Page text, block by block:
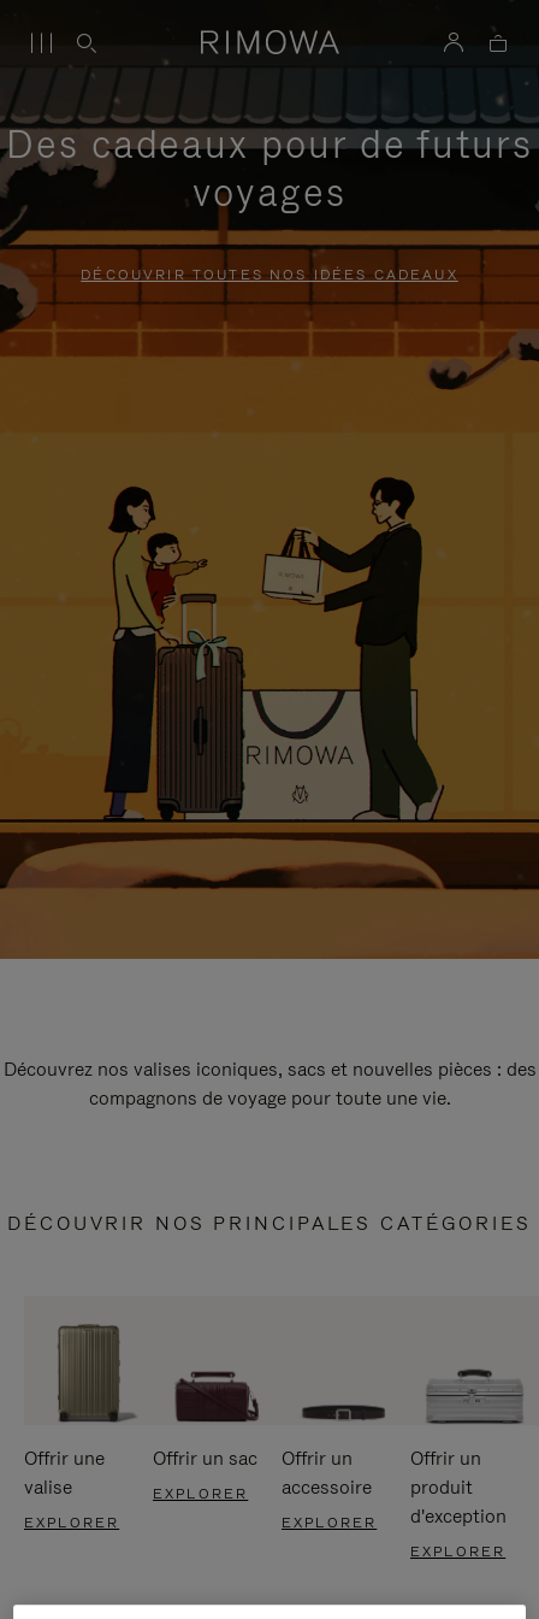
Des cadeaux pour de futurs
voyages
DÉCOUVRIR TOUTES NOS IDÉES CADEAUX
Découvrez nos valises iconiques, sacs et nouvelles pièces : des
compagnons de voyage pour toute une vie.
DÉCOUVRIR NOS PRINCIPALES CATÉGORIES
Offrir une
valise
EXPLORER
Offrir un sac
EXPLORER
Offrir un
accessoire
EXPLORER
Offrir un
produit
d'exception
EXPLORER